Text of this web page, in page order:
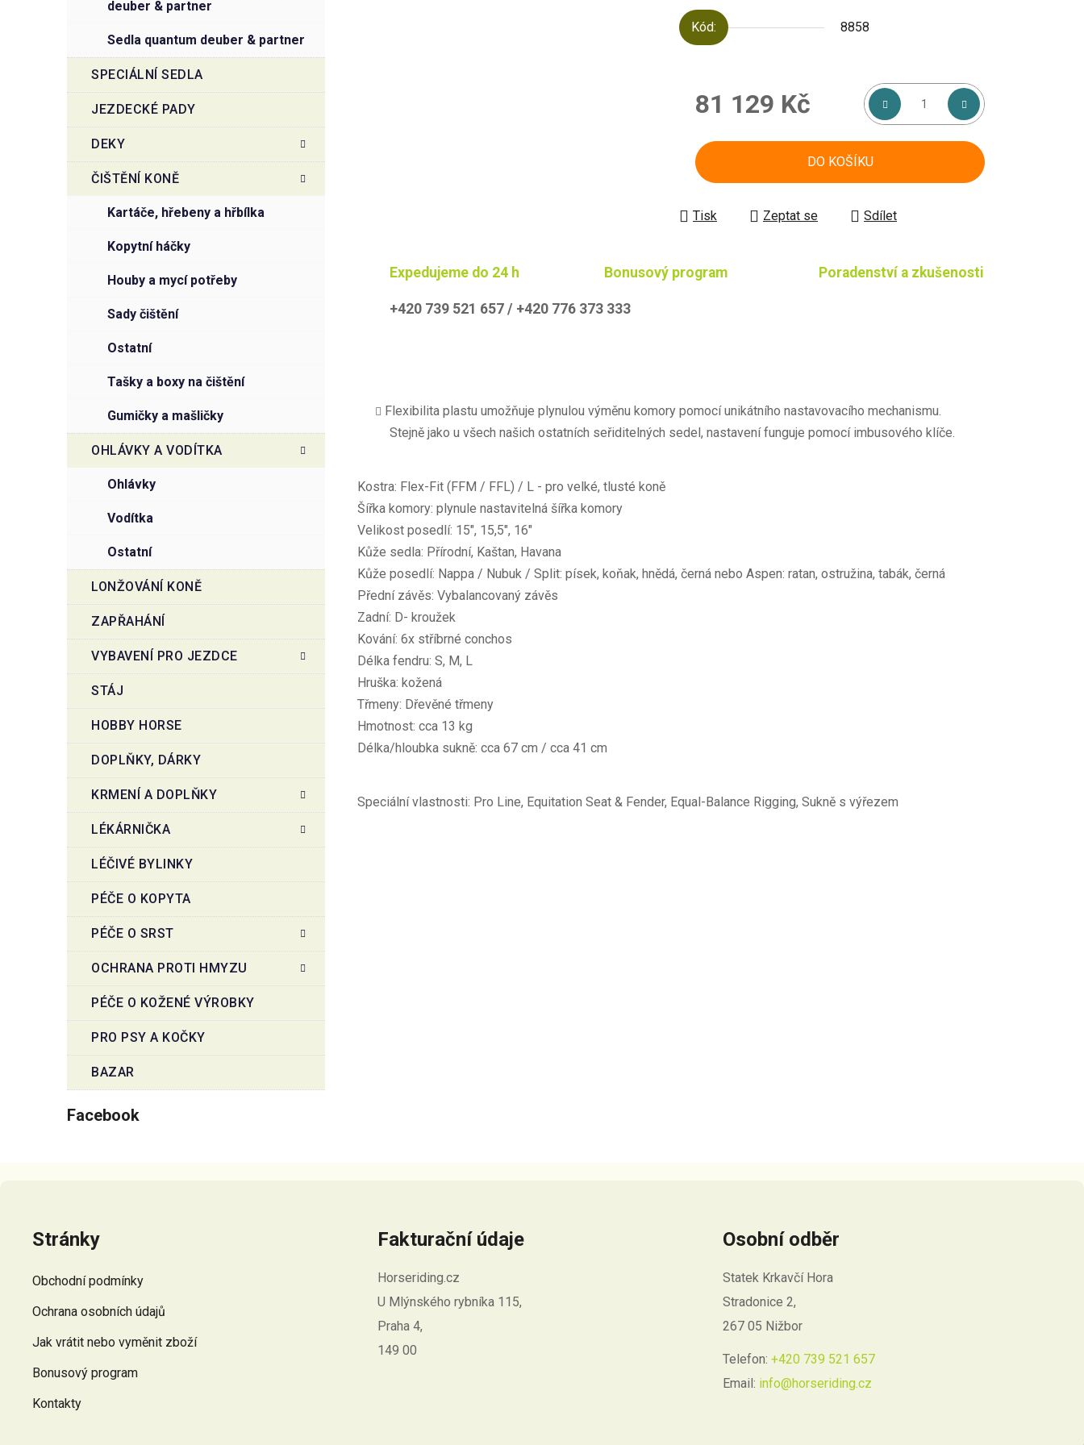
deuber & partner
sedla quantum deuber & partner
SPECIÁLNÍ SEDLA
JEZDECKÉ PADY
DEKY
ČIŠTĚNÍ KONĚ
kartáče, hřebeny a hřbílka
kopytní háčky
houby a mycí potřeby
sady čištění
ostatní
tašky a boxy na čištění
gumičky a mašličky
OHLÁVKY A VODÍTKA
ohlávky
vodítka
ostatní
LONŽOVÁNÍ KONĚ
ZAPŘAHÁNÍ
VYBAVENÍ PRO JEZDCE
STÁJ
HOBBY HORSE
DOPLŇKY, DÁRKY
KRMENÍ A DOPLŇKY
LÉKÁRNIČKA
LÉČIVÉ BYLINKY
PÉČE O KOPYTA
PÉČE O SRST
OCHRANA PROTI HMYZU
PÉČE O KOŽENÉ VÝROBKY
PRO PSY A KOČKY
BAZAR
Facebook
Kód: 8858
81 129 Kč
DO KOŠÍKU
Tisk Zeptat se Sdílet
Expedujeme do 24 h Bonusový program Poradenství a zkušenosti
+420 739 521 657 / +420 776 373 333
Flexibilita plastu umožňuje plynulou výměnu komory pomocí unikátního nastavovacího mechanismu.
Stejně jako u všech našich ostatních seřiditelných sedel, nastavení funguje pomocí imbusového klíče.
Kostra: Flex-Fit (FFM / FFL) / L - pro velké, tlusté koně
Šířka komory: plynule nastavitelná šířka komory
Velikost posedlí: 15″, 15,5″, 16″
Kůže sedla: Přírodní, Kaštan, Havana
Kůže posedlí: Nappa / Nubuk / Split: písek, koňak, hnědá, černá nebo Aspen: ratan, ostružina, tabák, černá
Přední závěs: Vybalancovaný závěs
Zadní: D- kroužek
Kování: 6x stříbrné conchos
Délka fendru: S, M, L
Hruška: kožená
Třmeny: Dřevěné třmeny
Hmotnost: cca 13 kg
Délka/hloubka sukně: cca 67 cm / cca 41 cm
Speciální vlastnosti: Pro Line, Equitation Seat & Fender, Equal-Balance Rigging, Sukně s výřezem
Stránky
Obchodní podmínky
Ochrana osobních údajů
Jak vrátit nebo vyměnit zboží
Bonusový program
Kontakty
Fakturační údaje
Horseriding.cz
U Mlýnského rybníka 115,
Praha 4,
149 00
Osobní odběr
Statek Krkavčí Hora
Stradonice 2,
267 05 Nižbor
Telefon: +420 739 521 657
Email: info@horseriding.cz